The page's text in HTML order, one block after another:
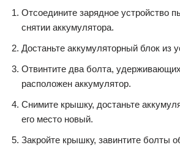
Отсоедините зарядное устройство
снятии аккумулятора.
Достаньте аккумуляторный блок из
Отвинтите два болта,
расположен аккумулятор.
Снимите крышку, достаньте
его место новый.
Закройте крышку, завинтите болты